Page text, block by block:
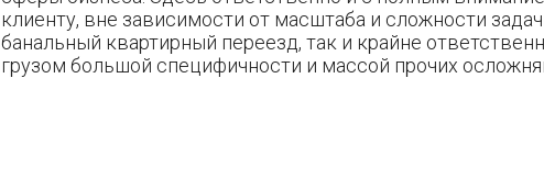
клиенту, вне зависимости от масштаба и сложности
банальный квартирный переезд, так и крайне
грузом большой специфичности и массой прочих